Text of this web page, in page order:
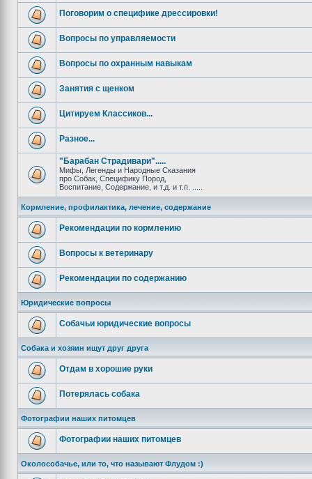
Поговорим о специфике дрессировки!
Вопросы по управляемости
Вопросы по охранным навыкам
Занятия с щенком
Цитируем Классиков...
Разное...
"Барабан Страдивари".....
Мифы, Легенды и Народные Сказания
про Собак, Специфику Пород,
Воспитание, Содержание, и т.д. и т.п. .....
Кормление, профилактика, лечение, содержание
Рекомендации по кормлению
Вопросы к ветеринару
Рекомендации по содержанию
Юридические вопросы
Собачьи юридические вопросы
Собака и хозяин ищут друг друга
Отдам в хорошие руки
Потерялась собака
Фотографии наших питомцев
Фотографии наших питомцев
Околособачье, или то, что называют Флудом :)